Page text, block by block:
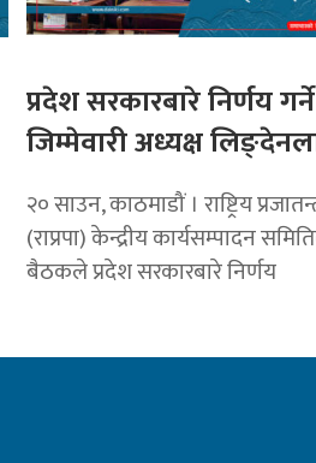
प्रदेश सरकारबारे निर्णय गर्ने
जिम्मेवारी अध्यक्ष
२० साउन, काठमाडौं । राष्ट्रिय
(राप्रपा) केन्द्रीय कार्यसम्पादन
बैठकले प्रदेश सरकारबारे निर्णय